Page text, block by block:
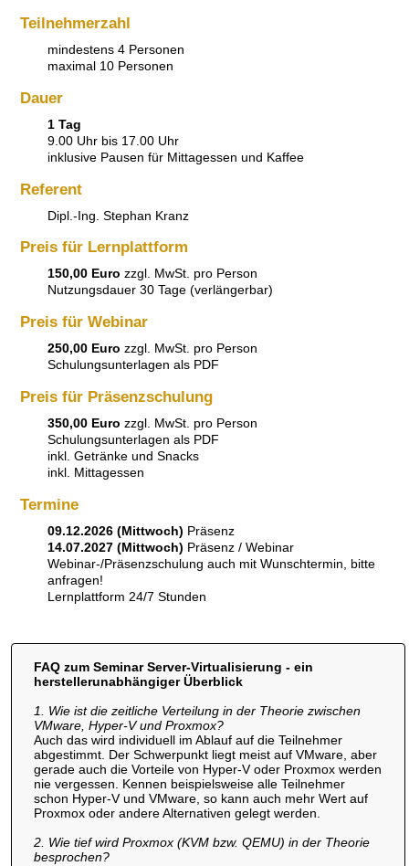
Teilnehmerzahl
mindestens 4 Personen
maximal 10 Personen
Dauer
1 Tag
9.00 Uhr bis 17.00 Uhr
inklusive Pausen für Mittagessen und Kaffee
Referent
Dipl.-Ing. Stephan Kranz
Preis für Lernplattform
150,00 Euro zzgl. MwSt. pro Person
Nutzungsdauer 30 Tage (verlängerbar)
Preis für Webinar
250,00 Euro zzgl. MwSt. pro Person
Schulungsunterlagen als PDF
Preis für Präsenzschulung
350,00 Euro zzgl. MwSt. pro Person
Schulungsunterlagen als PDF
inkl. Getränke und Snacks
inkl. Mittagessen
Termine
09.12.2026 (Mittwoch) Präsenz
14.07.2027 (Mittwoch) Präsenz / Webinar
Webinar-/Präsenzschulung auch mit Wunschtermin, bitte
anfragen!
Lernplattform 24/7 Stunden
FAQ zum Seminar Server-Virtualisierung - ein
herstellerunabhängiger Überblick
1. Wie ist die zeitliche Verteilung in der Theorie zwischen
VMware, Hyper-V und Proxmox?
Auch das wird individuell im Ablauf auf die Teilnehmer
abgestimmt. Der Schwerpunkt liegt meist auf VMware, aber
gerade auch die Vorteile von Hyper-V oder Proxmox werden
nie vergessen. Kennen beispielsweise alle Teilnehmer
schon Hyper-V und VMware, so kann auch mehr Wert auf
Proxmox oder andere Alternativen gelegt werden.
2. Wie tief wird Proxmox (KVM bzw. QEMU) in der Theorie
besprochen?